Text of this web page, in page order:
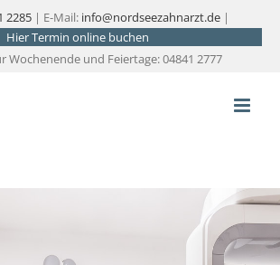
2285| E-Mail: info@nordseezahnarzt.de|
Hier Termin online buchen
Wochenende und Feiertage: 04841 2777